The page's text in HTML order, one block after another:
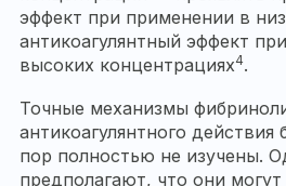
эффект при применении в
антикоагулянтный эффект
высоких концентрациях4.
Точные механизмы
антикоагулянтного
пор полностью не изучены.
предполагают, что они